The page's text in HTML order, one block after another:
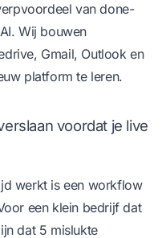
van done-
. Wij bouwen
Gmail, Outlook en
platform te leren.
voordat je live
werkt is een workflow
een klein bedrijf dat
dat 5 mislukte